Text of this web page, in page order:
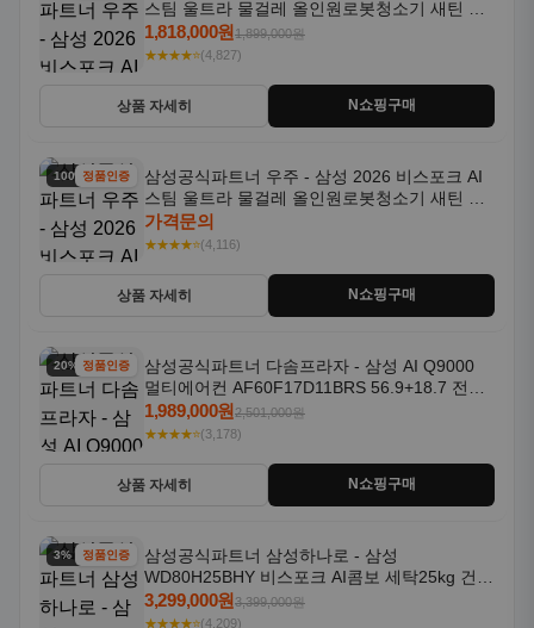
스팀 울트라 물걸레 올인원로봇청소기 새틴 그
레이지 AAG
1,818,000원1,899,000원
★★★★⭐(4,827)
상품 자세히 N쇼핑구매
100% 할인
정품인증
삼성공식파트너 우주 - 삼성 2026 비스포크 AI
스팀 울트라 물걸레 올인원로봇청소기 새틴 차
콜 AAH
가격문의
★★★★⭐(4,116)
상품 자세히 N쇼핑구매
20% 할인정품인증
삼성공식파트너 다솜프라자 - 삼성 AI Q9000
멀티에어컨 AF60F17D11BRS 56.9+18.7 전국
기본설치포함
1,989,000원2,501,000원
★★★★⭐(3,178)
상품 자세히 N쇼핑구매
3% 할인정품인증
삼성공식파트너 삼성하나로 - 삼성
WD80H25BHY 비스포크 AI콤보 세탁25kg 건조
18kg 26년형 일체형 1등급
3,299,000원3,399,000원
★★★★⭐(4,209)